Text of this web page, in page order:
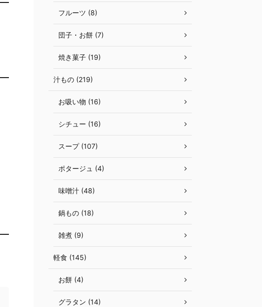
フルーツ (8)
団子・お餅 (7)
焼き菓子 (19)
汁もの (219)
お吸い物 (16)
シチュー (16)
スープ (107)
ポタージュ (4)
味噌汁 (48)
鍋もの (18)
雑煮 (9)
軽食 (145)
お餅 (4)
グラタン (14)